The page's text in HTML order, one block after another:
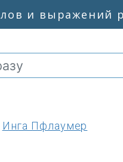
и выражений
Инга Пфлаумер